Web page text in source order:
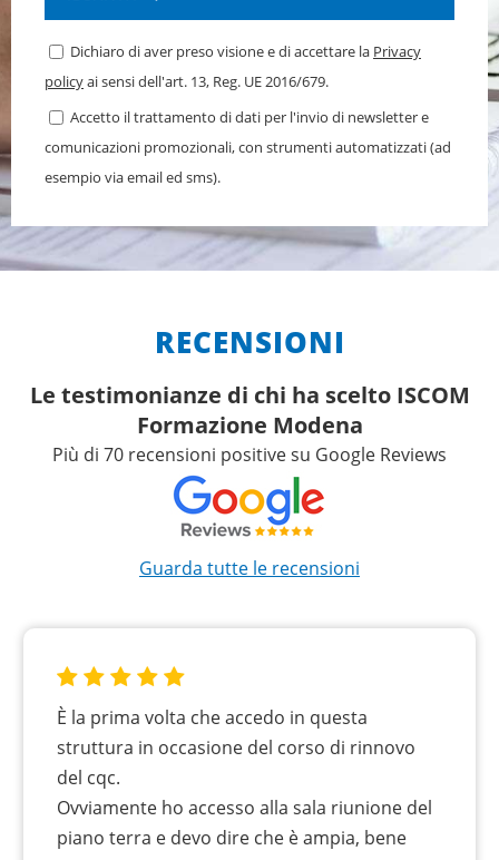
Dichiaro di aver preso visione e di accettare la Privacy
policyai sensi dell'art. 13, Reg. UE 2016/679.
Accetto il trattamento di dati per l'invio di newsletter e
comunicazioni promozionali, con strumenti automatizzati (ad
esempio via email ed sms).
RECENSIONI
Le testimonianze di chi ha scelto ISCOM
Formazione Modena
Più di 70 recensioni positive su Google Reviews
Guarda tutte le recensioni
È la prima volta che accedo in questa
struttura in occasione del corso di rinnovo
del cqc.
Ovviamente ho accesso alla sala riunione del
piano terra e devo dire che è ampia, bene